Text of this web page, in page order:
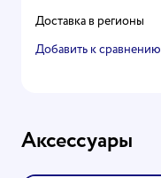
Доставка в регионы
Добавить к сравнению
Аксессуары